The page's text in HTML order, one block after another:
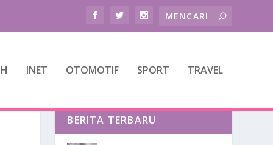
INET OTOMOTIF SPORT TRAVEL
BERITA TERBARU